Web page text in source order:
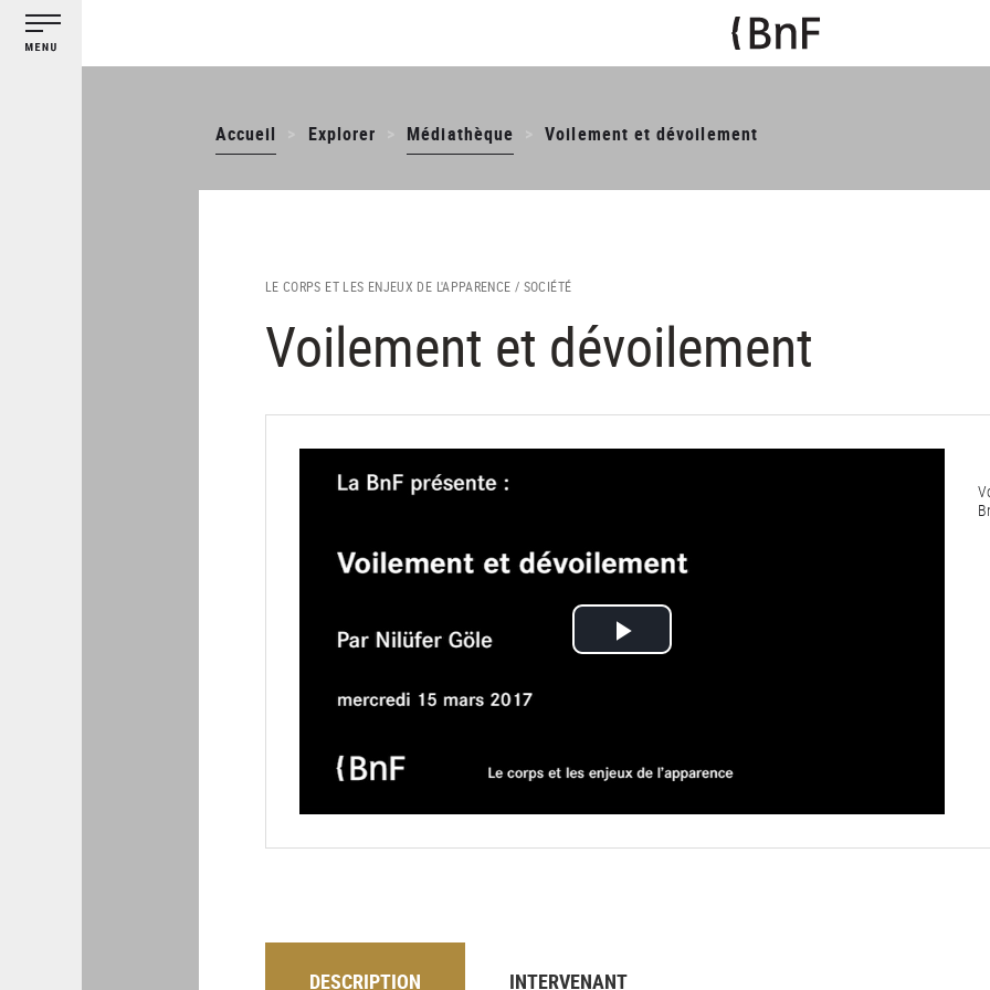
contenu
Accueil
Explorer Médiathèque Voilement et dévoilement
LE CORPS ET LES ENJEUX DE L'APPARENCE / SOCIÉTÉ
Voilement et dévoilement
Lire
DESCRIPTION INTERVENANT
Gestion des cookies